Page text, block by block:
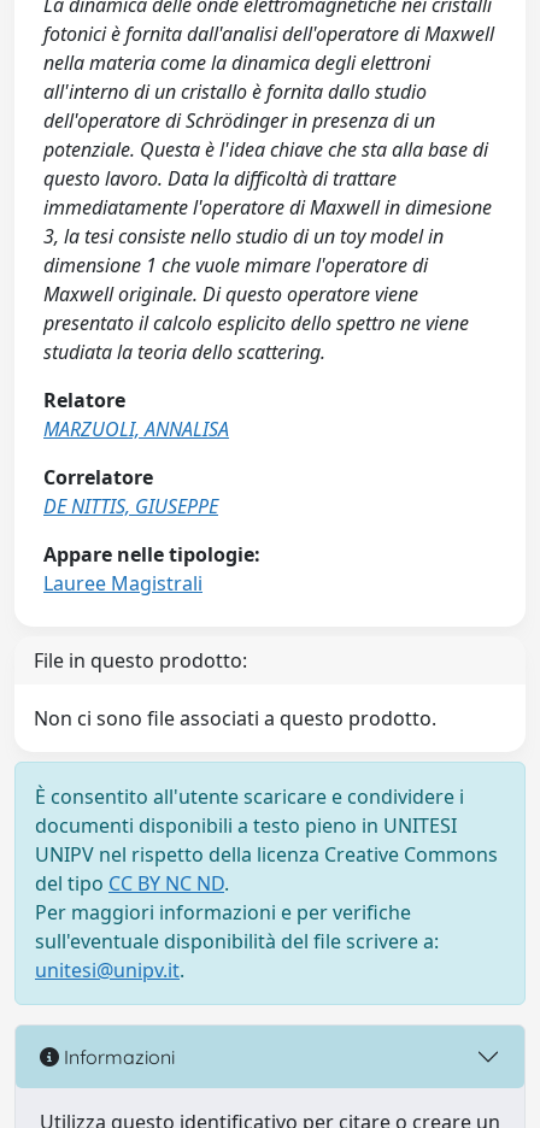
fotonici è fornita dall'analisi dell'operatore di Maxwell
nella materia come la dinamica degli elettroni
all'interno di un cristallo è fornita dallo studio
dell'operatore di Schrödinger in presenza di un
potenziale. Questa è l'idea chiave che sta alla base di
questo lavoro. Data la difficoltà di trattare
immediatamente l'operatore di Maxwell in dimesione
3, la tesi consiste nello studio di un toy model in
dimensione 1 che vuole mimare l'operatore di
Maxwell originale. Di questo operatore viene
presentato il calcolo esplicito dello spettro ne viene
studiata la teoria dello scattering.
Relatore
MARZUOLI, ANNALISA
Correlatore
DE NITTIS, GIUSEPPE
Appare nelle tipologie:
Lauree Magistrali
File in questo prodotto:
Non ci sono file associati a questo prodotto.
È consentito all'utente scaricare e condividere i
documenti disponibili a testo pieno in UNITESI
UNIPV nel rispetto della licenza Creative Commons
del tipo CC BY NC ND.
Per maggiori informazioni e per verifiche
sull'eventuale disponibilità del file scrivere a:
unitesi@unipv.it.
Informazioni
Utilizza questo identificativo per citare o creare un